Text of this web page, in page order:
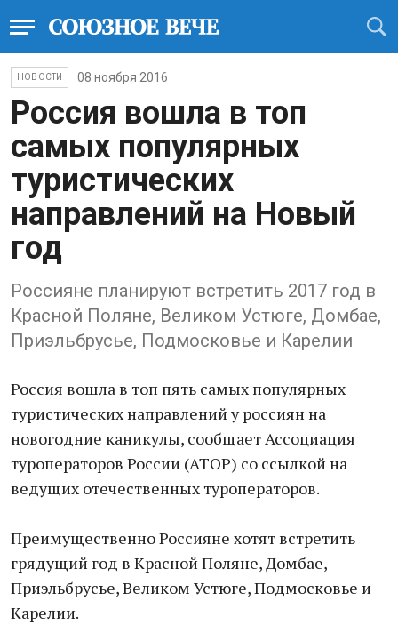
НОВОСТИ 08 ноября 2016
Россия вошла в топ
самых популярных
туристических
направлений на Новый
год
Россияне планируют встретить 2017 год в
Красной Поляне, Великом Устюге, Домбае,
Приэльбрусье, Подмосковье и Карелии
Россия вошла в топ пять самых популярных
туристических направлений у россиян на
новогодние каникулы, сообщает Ассоциация
туроператоров России (АТОР) со ссылкой на
ведущих отечественных туроператоров.
Преимущественно Россияне хотят встретить
грядущий год в Красной Поляне, Домбае,
Приэльбрусье, Великом Устюге, Подмосковье и
Карелии.